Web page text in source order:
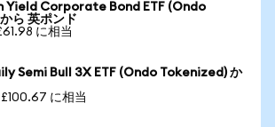
Yield Corporate Bond ETF (Ondo
ら 英ポンド
に相当
Semi Bull 3X ETF (Ondo Tokenized) か
に相当